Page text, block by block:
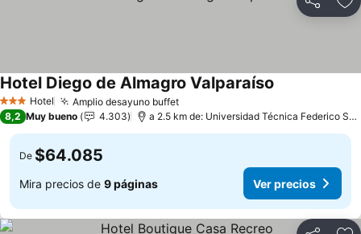
Compartir
3 Estrellas
Hotel Amplio desayuno buffet
Hotel Diego de Almagro Valparaíso
8,2 Muy bueno 4.303 a 2.5 km de: Universidad Técnica Federico Santa María
De $64.085
Mira precios de 9 páginas Ver precios